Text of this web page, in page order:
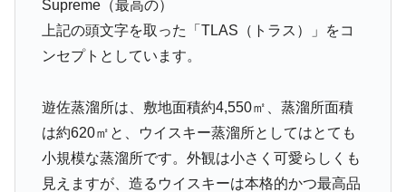
Supreme（最高の）
上記の頭文字を取った「TLAS（トラス）」をコ
ンセプトとしています。
遊佐蒸溜所は、敷地面積約4,550㎡、蒸溜所面積
は約620㎡と、ウイスキー蒸溜所としてはとても
小規模な蒸溜所です。外観は小さく可愛らしくも
見えますが、造るウイスキーは本格的かつ最高品